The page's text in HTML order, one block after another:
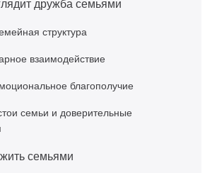
структура
взаимодействие
благополучие
семьи и доверительные
семьями